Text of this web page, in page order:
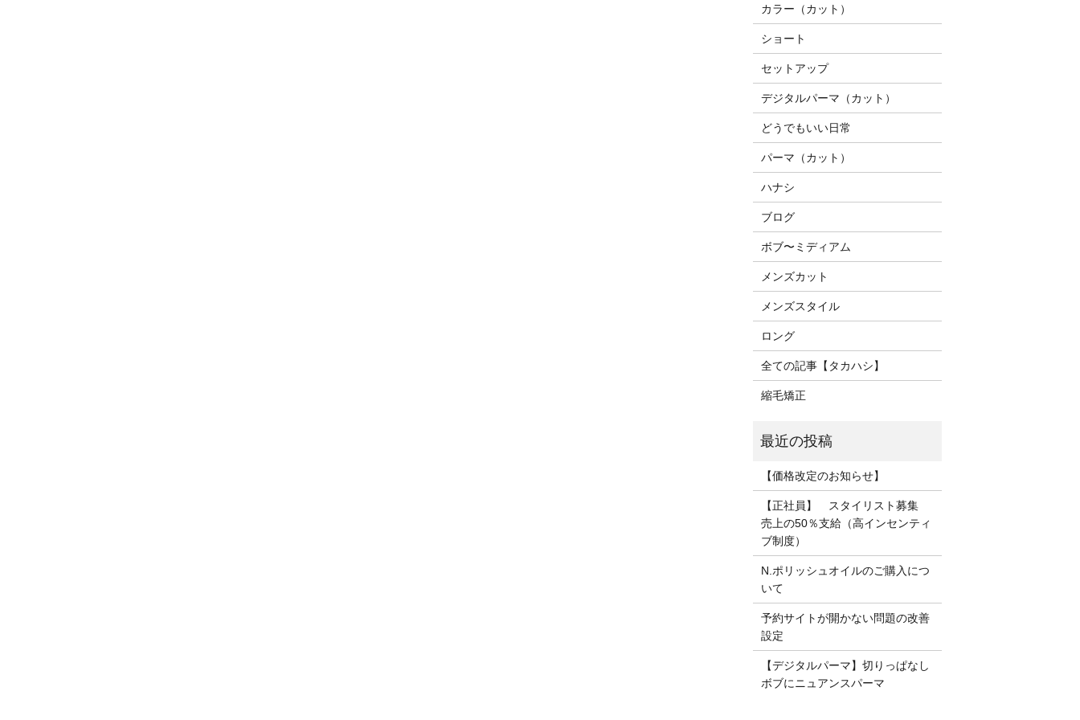
カラー（カット）
ショート
セットアップ
デジタルパーマ（カット）
どうでもいい日常
パーマ（カット）
ハナシ
ブログ
ボブ〜ミディアム
メンズカット
メンズスタイル
ロング
全ての記事【タカハシ】
縮毛矯正
【価格改定のお知らせ】
【正社員】 スタイリスト募集
売上の50％支給（高インセンティ
ブ制度）
N.ポリッシュオイルのご購入につ
いて
予約サイトが開かない問題の改善
設定
【デジタルパーマ】切りっぱなし
ボブにニュアンスパーマ